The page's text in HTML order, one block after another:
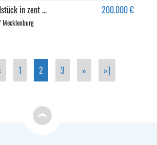
in zent ... 200.000 €
1 2 3 » »]